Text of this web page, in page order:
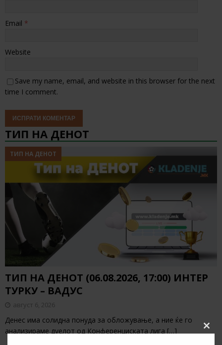
Email *
Website
Save my name, email, and website in this browser for the next
time I comment.
ТИП НА ДЕНОТ
ТИП НА ДЕНОТ
ТИП НА ДЕНОТ (06.08.2026, 17:00) ИНТЕР
ТУРКУ – ВАДУС
август 6, 2026
Денес има солидна понуда за обложување, а ние ќе го
анализираме дуелот од Конференциската лига […]
Close